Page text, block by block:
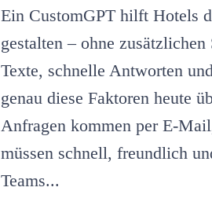
Ein CustomGPT hilft Hotels
gestalten – ohne
Texte, schnelle Antworten
genau diese Faktoren heute
Anfragen kommen per E-
müssen schnell, freundlich
Teams...